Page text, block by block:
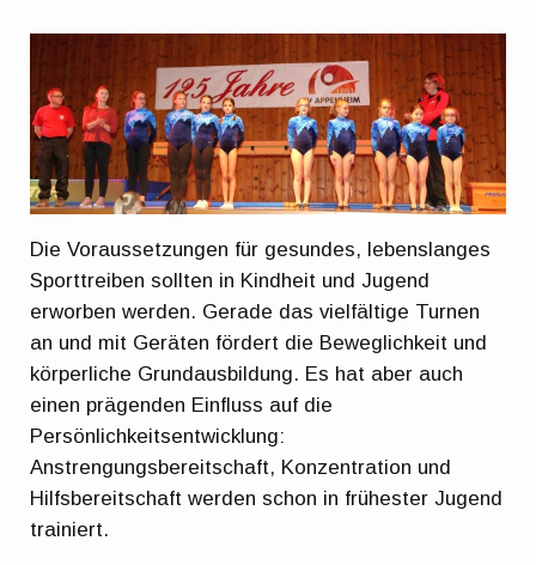
Die Voraussetzungen für gesundes, lebenslanges
Sporttreiben sollten in Kindheit und Jugend
erworben werden. Gerade das vielfältige Turnen
an und mit Geräten fördert die Beweglichkeit und
körperliche Grundausbildung. Es hat aber auch
einen prägenden Einfluss auf die
Persönlichkeitsentwicklung:
Anstrengungsbereitschaft, Konzentration und
Hilfsbereitschaft werden schon in frühester Jugend
trainiert.